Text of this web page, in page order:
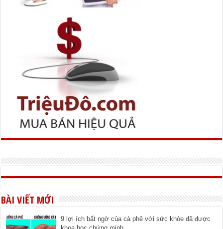
BÀI VIẾT MỚI
9 lợi ích bất ngờ của cà phê với sức khỏe đã được